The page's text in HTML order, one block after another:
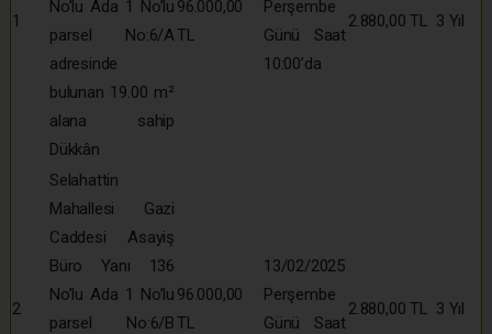
1
No’lu Ada 1 No’lu
parsel No:6/A
adresinde
bulunan 19.00 m²
alana sahip
Dükkân
96.000,00
TL
Perşembe
Günü Saat
10:00’da
2.880,00 TL 3 Yıl
2
Selahattin
Mahallesi Gazi
Caddesi Asayiş
Büro Yanı 136
No’lu Ada 1 No’lu
parsel No:6/B
96.000,00
TL
13/02/2025
Perşembe
Günü Saat
2.880,00 TL 3 Yıl